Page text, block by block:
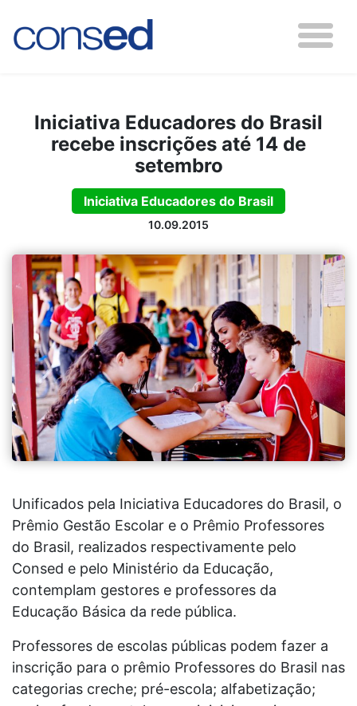
Iniciativa Educadores do Brasil
recebe inscrições até 14 de
setembro
Iniciativa Educadores do Brasil
10.09.2015
Unificados pela Iniciativa Educadores do Brasil, o
Prêmio Gestão Escolar e o Prêmio Professores
do Brasil, realizados respectivamente pelo
Consed e pelo Ministério da Educação,
contemplam gestores e professores da
Educação Básica da rede pública.
Professores de escolas públicas podem fazer a
inscrição para o prêmio Professores do Brasil nas
categorias creche; pré-escola; alfabetização;